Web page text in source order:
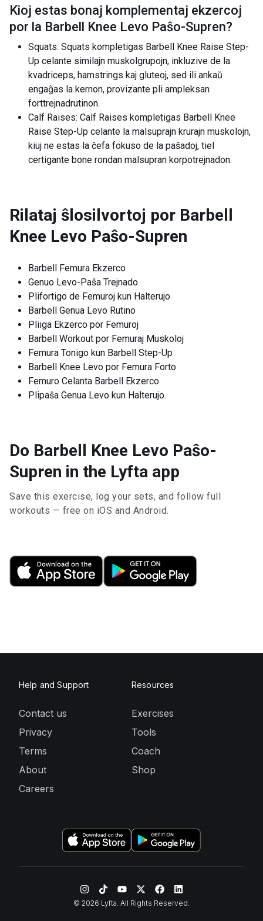
Kioj estas bonaj komplementaj ekzercoj
por la Barbell Knee Levo Paŝo-Supren?
Squats: Squats kompletigas Barbell Knee Raise Step-
Up celante similajn muskolgrupojn, inkluzive de la
kvadriceps, hamstrings kaj gluteoj, sed ili ankaŭ
engaĝas la kernon, provizante pli ampleksan
forttrejnadrutinon.
Calf Raises: Calf Raises kompletigas Barbell Knee
Raise Step-Up celante la malsuprajn krurajn muskolojn,
kiuj ne estas la ĉefa fokuso de la paŝadoj, tiel
certigante bone rondan malsupran korpotrejnadon.
Rilataj ŝlosilvortoj por Barbell
Knee Levo Paŝo-Supren
Barbell Femura Ekzerco
Genuo Levo-Paŝa Trejnado
Plifortigo de Femuroj kun Halterujo
Barbell Genua Levo Rutino
Pliiga Ekzerco por Femuroj
Barbell Workout por Femuraj Muskoloj
Femura Tonigo kun Barbell Step-Up
Barbell Knee Levo por Femura Forto
Femuro Celanta Barbell Ekzerco
Plipaŝa Genua Levo kun Halterujo.
Do Barbell Knee Levo Paŝo-
Supren in the Lyfta app
Save this exercise, log your sets, and follow full
workouts — free on iOS and Android.
Help and Support
Contact us
Privacy
Terms
About
Careers
Resources
Exercises
Tools
Coach
Shop
© 2026 Lyfta. All Rights Reserved.